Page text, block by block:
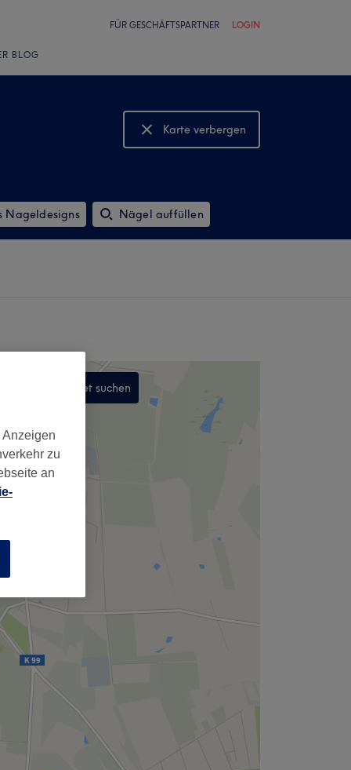
FÜR GESCHÄFTSPARTNER LOGIN
BLOG
Karte verbergen
Karte anzeigen
Nageldesigns Nägel auffüllen
In diesem Gebiet suchen
zu
an